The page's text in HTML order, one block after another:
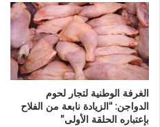
الغرفة الوطنية لتجار لحوم
الدواجن: “الزيادة نابعة من الفلاح
بإعتباره الحلقة الأولى”